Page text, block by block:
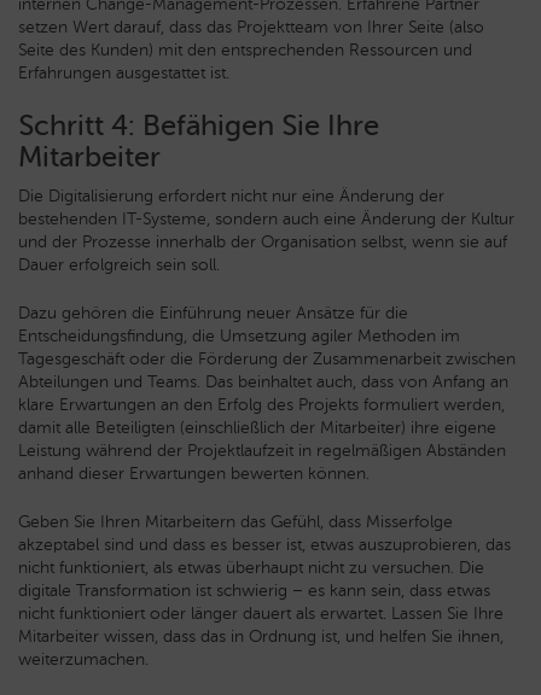
setzen Wert darauf, dass das Projektteam von Ihrer Seite (also
Seite des Kunden) mit den entsprechenden Ressourcen und
Erfahrungen ausgestattet ist.
Schritt 4: Befähigen Sie Ihre
Mitarbeiter
Die Digitalisierung erfordert nicht nur eine Änderung der
bestehenden IT-Systeme, sondern auch eine Änderung der Kultur
und der Prozesse innerhalb der Organisation selbst, wenn sie auf
Dauer erfolgreich sein soll.
Dazu gehören die Einführung neuer Ansätze für die
Entscheidungsfindung, die Umsetzung agiler Methoden im
Tagesgeschäft oder die Förderung der Zusammenarbeit zwischen
Abteilungen und Teams. Das beinhaltet auch, dass von Anfang an
klare Erwartungen an den Erfolg des Projekts formuliert werden,
damit alle Beteiligten (einschließlich der Mitarbeiter) ihre eigene
Leistung während der Projektlaufzeit in regelmäßigen Abständen
anhand dieser Erwartungen bewerten können.
Geben Sie Ihren Mitarbeitern das Gefühl, dass Misserfolge
akzeptabel sind und dass es besser ist, etwas auszuprobieren, das
nicht funktioniert, als etwas überhaupt nicht zu versuchen. Die
digitale Transformation ist schwierig – es kann sein, dass etwas
nicht funktioniert oder länger dauert als erwartet. Lassen Sie Ihre
Mitarbeiter wissen, dass das in Ordnung ist, und helfen Sie ihnen,
weiterzumachen.